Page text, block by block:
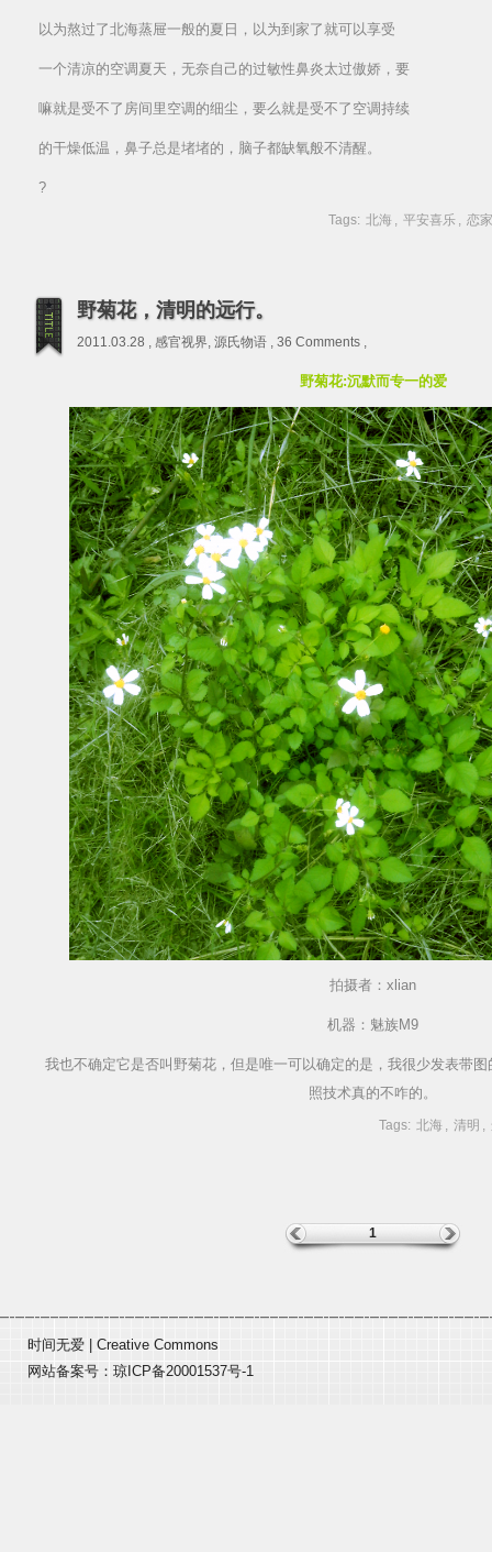
以为熬过了北海蒸屉一般的夏日，以为到家了就可以享受
一个清凉的空调夏天，无奈自己的过敏性鼻炎太过傲娇，要
嘛就是受不了房间里空调的细尘，要么就是受不了空调持续
的干燥低温，鼻子总是堵堵的，脑子都缺氧般不清醒。
?
Tags: 北海 , 平安喜乐 , 恋家
野菊花，清明的远行。
2011.03.28 , 感官视界, 源氏物语 , 36 Comments ,
野菊花:沉默而专一的爱
拍摄者：xlian
机器：魅族M9
我也不确定它是否叫野菊花，但是唯一可以确定的是，我很少发表带
照技术真的不咋的。
Tags: 北海 , 清明 ,
1
时间无爱
Creative Commons
网站备案号： 琼ICP备20001537号-1